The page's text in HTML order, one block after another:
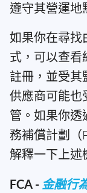
遵守其營運地
如果你在尋找
式，可以查看
註冊，並受其
供應商可能也
管。如果你透
務補償計劃（
解釋一下上述
FCA - 金融行